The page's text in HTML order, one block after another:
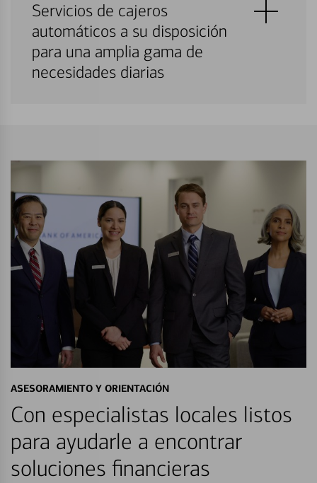
Servicios de cajeros
automáticos a su disposición
para una amplia gama de
necesidades diarias
ASESORAMIENTO Y ORIENTACIÓN
Con especialistas locales listos
para ayudarle a encontrar
soluciones financieras